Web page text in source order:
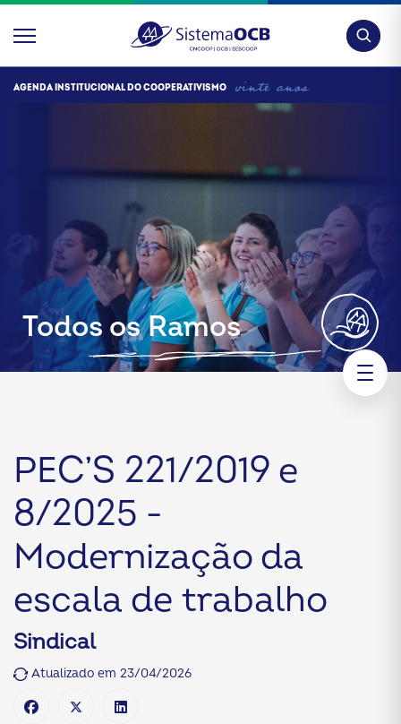
AGENDA INSTITUCIONAL DO COOPERATIVISMO
Todos os Ramos
PEC’S 221/2019 e
8/2025 -
Modernização da
escala de trabalho
Sindical
Atualizado em 23/04/2026